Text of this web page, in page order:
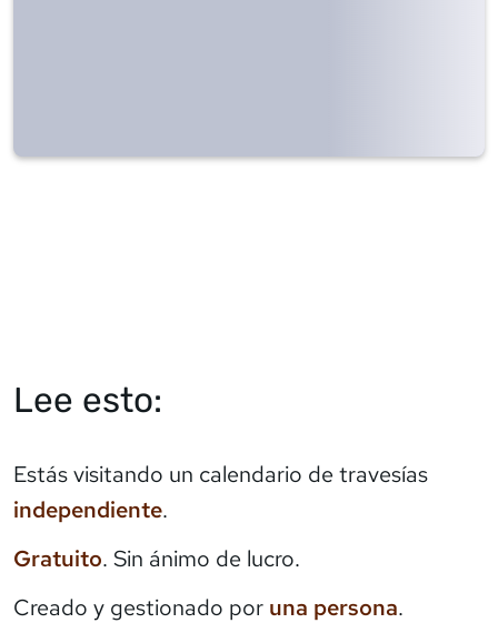
Lee esto:
Estás visitando un calendario de travesías
independiente.
Gratuito. Sin ánimo de lucro.
Creado y gestionado por una persona.